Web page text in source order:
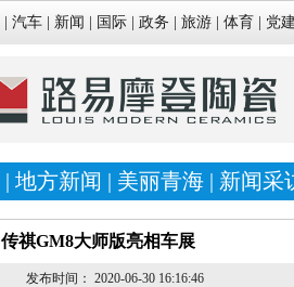
汽车 新闻 国际 政务 旅游 体育 党建
| 地方新闻 | 美丽青海 | 新闻采
传祺GM8大师版亮相车展
发布时间： 2020-06-30 16:16:46